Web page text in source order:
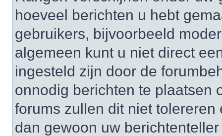
hoeveel berichten u hebt
gebruikers, bijvoorbeeld
algemeen kunt u niet direct
ingesteld zijn door de
onnodig berichten te plaatsen
forums zullen dit niet
dan gewoon uw